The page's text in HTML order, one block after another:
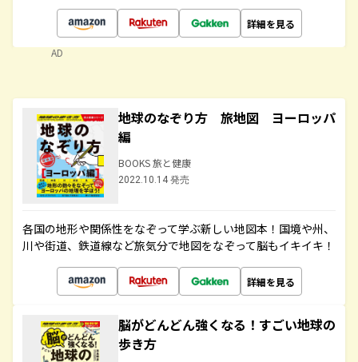
詳細を見る
AD
地球のなぞり方 旅地図 ヨーロッパ
編
BOOKS 旅と健康
2022.10.14 発売
各国の地形や関係性をなぞって学ぶ新しい地図本！国境や州、
川や街道、鉄道線など旅気分で地図をなぞって脳もイキイキ！
詳細を見る
脳がどんどん強くなる！すごい地球の
歩き方